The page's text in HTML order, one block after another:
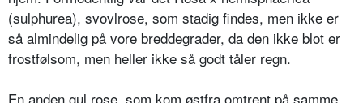
(sulphurea), svovlrose, som sta­dig findes, men ikke er
så almindelig på vore breddegrader, da den ikke blot er
frostfølsom, men heller ikke så godt tåler regn.
En anden gul rose, som kom østfra om­trent på samme